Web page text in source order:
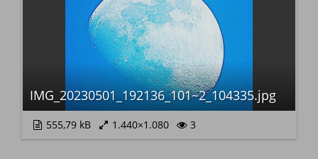
IMG_20230501_192136_101~2_104335.jpg
555,79 kB 1.440×1.080 3